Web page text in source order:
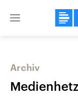
Close
Archiv